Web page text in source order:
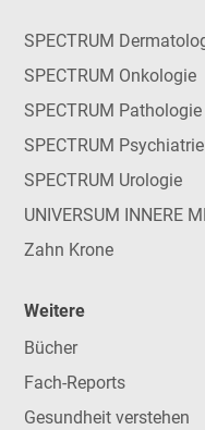
SPECTRUM
SPECTRUM Onkologie
SPECTRUM Pathologie
SPECTRUM Psychiatrie
SPECTRUM Urologie
UNIVERSUM INNERE
Zahn Krone
Weitere
Bücher
Fach-Reports
Gesundheit verstehen